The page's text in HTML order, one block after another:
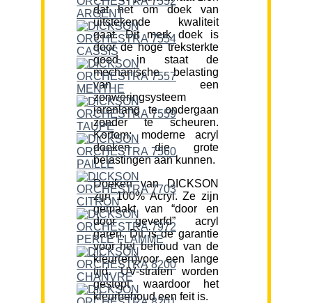
dat het om doek van
uitstekende kwaliteit
gaat. Dit merk doek is
door de hoge treksterkte
goed in staat de
mechanische belasting
van een
zonweringsysteem
jarenlang te ondergaan
zonder te scheuren.
Kortom; moderne acryl
doeken die grote
belastingen aan kunnen.
Doeken van DICKSON
zijn 100% Acryl. Ze zijn
gemaakt van “door en
door geverfd” acryl
garen. Dit is de garantie
voor het behoud van de
kleur(en)voor een lange
tijd. UV-stralen worden
gestopt waardoor het
kleurbehoud een feit is.